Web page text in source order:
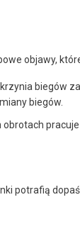
objawy,
biegów
biegów.
obrotach
potrafią